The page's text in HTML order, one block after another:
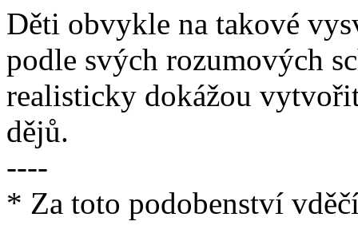
Děti obvykle na takové
podle svých rozumových
realisticky dokážou
dějů.
----
* Za toto podobenství